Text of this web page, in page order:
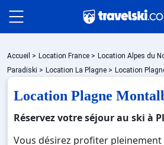
Packages
🚆Train de nuit
Stations
Accueil > Location France > Location Alpes du
Paradiski > Location La Plagne > Location
Location Plagne
Réservez votre séjour au ski à
Vous désirez profiter